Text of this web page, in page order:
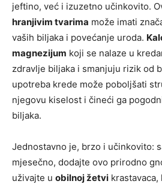
jeftino, već i izuzetno učinkovito.
hranjivim tvarima može imati
vaših biljaka i povećanje uroda.
magnezijum koji se nalaze u
zdravlje biljaka i smanjuju rizik od
upotreba krede može poboljšati
njegovu kiselost i čineći ga
biljaka.
Jednostavno je, brzo i učinkovito:
mjesečno, dodajte ovo prirodno
uživajte u obilnoj žetvi